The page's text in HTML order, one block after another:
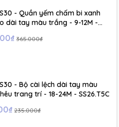
- Quần yếm chấm bi xanh
dài tay màu trắng - 9-12M -
365.000₫
- Bộ cài lệch dài tay màu
trang trí - 18-24M - SS26.T5C
235.000₫